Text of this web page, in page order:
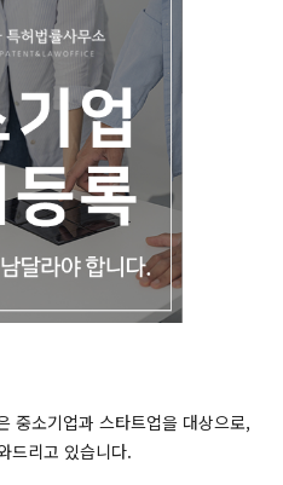
중소기업과 스타트업을 대상으로,
드리고 있습니다.